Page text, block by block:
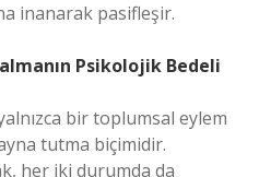
inanarak pasifleşir.
Psikolojik Bedeli
bir toplumsal eylem
tutma biçimidir.
her iki durumda da